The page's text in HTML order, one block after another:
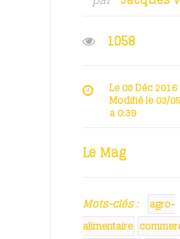
1058
Le 08 Déc 2016
Modifié le 03/
à 0:39
Le Mag
Mots-clés :
agro-
alimentaire